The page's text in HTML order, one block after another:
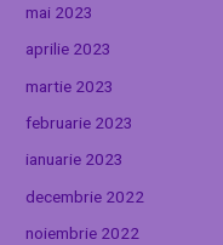
mai 2023
aprilie 2023
martie 2023
februarie 2023
ianuarie 2023
decembrie 2022
noiembrie 2022